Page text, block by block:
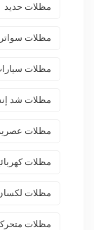
مظلات حديد
مظلات سواتر
مظلات
مظلات شد
مظلات
مظلات
مظلات
مظلات